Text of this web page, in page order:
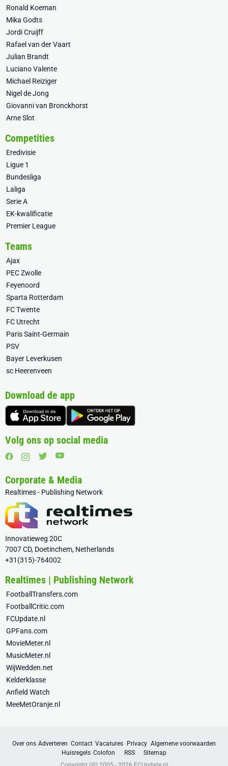
Ronald Koeman
Mika Godts
Jordi Cruijff
Rafael van der Vaart
Julian Brandt
Luciano Valente
Michael Reiziger
Nigel de Jong
Giovanni van Bronckhorst
Arne Slot
Competities
Eredivisie
Ligue 1
Bundesliga
Laliga
Serie A
EK-kwalificatie
Premier League
Teams
Ajax
PEC Zwolle
Feyenoord
Sparta Rotterdam
FC Twente
FC Utrecht
Paris Saint-Germain
PSV
Bayer Leverkusen
sc Heerenveen
Download de app
Volg ons op social media
Corporate & Media
Realtimes - Publishing Network
Innovatieweg 20C
7007 CD, Doetinchem, Netherlands
+31(315)-764002
Realtimes | Publishing Network
FootballTransfers.com
FootballCritic.com
FCUpdate.nl
GPFans.com
MovieMeter.nl
MusicMeter.nl
WijWedden.net
Kelderklasse
Anfield Watch
MeeMetOranje.nl
Over ons Adverteren Contact Vacatures Privacy Algemene voorwaarden
Huisregels Colofon RSS
Sitemap